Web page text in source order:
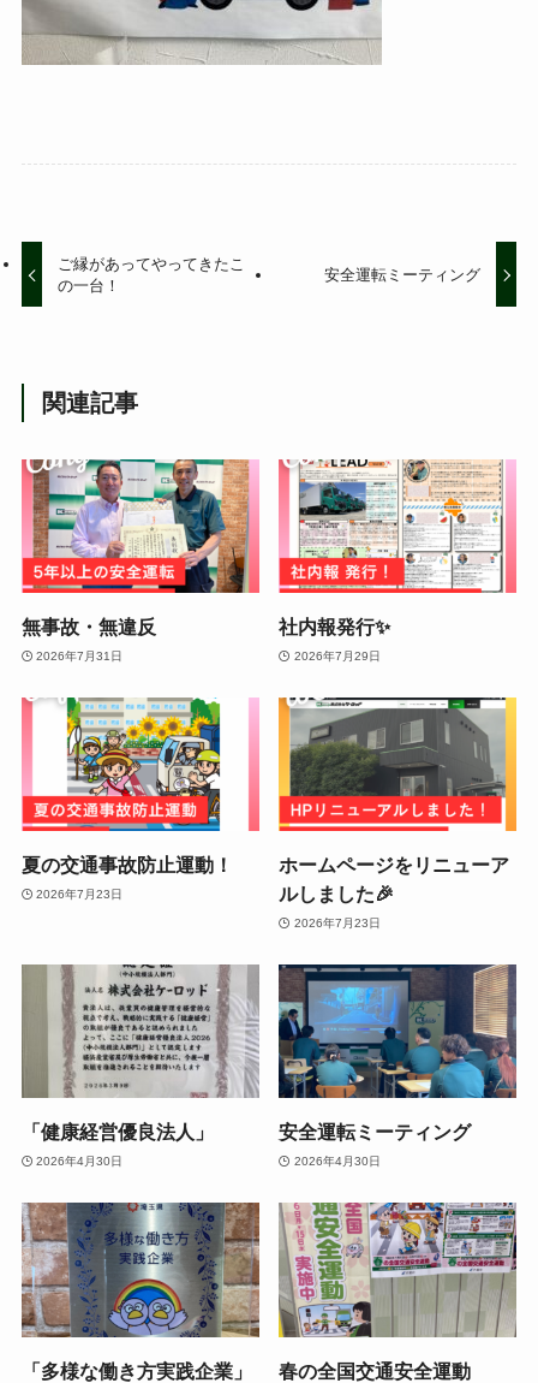
ご縁があってやってきたこ
の一台！
安全運転ミーティング
関連記事
無事故・無違反
2026年7月31日
社内報発行✨
2026年7月29日
夏の交通事故防止運動！
2026年7月23日
ホームページをリニューア
ルしました🎉
2026年7月23日
「健康経営優良法人」
2026年4月30日
安全運転ミーティング
2026年4月30日
「多様な働き方実践企業」
春の全国交通安全運動